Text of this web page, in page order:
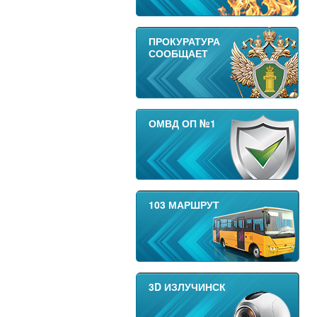
ПРОКУРАТУРА
СООБЩАЕТ
ОМВД ОП №1
103 МАРШРУТ
3D ИЗЛУЧИНСК